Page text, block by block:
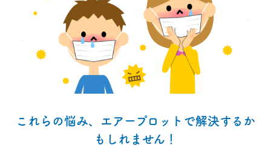
これらの悩み、エアープロットで解決するか
もしれません！